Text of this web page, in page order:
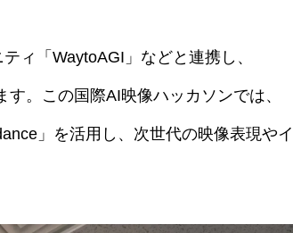
ィ「WaytoAGI」などと連携し、
。この国際AI映像ハッカソンでは、
」を活用し、次世代の映像表現やイ